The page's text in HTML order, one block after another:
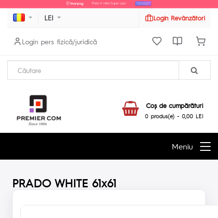
LEI Login Revânzători
Login pers fizică/juridică
Coş de cumpărături
0 produs(e) - 0,00 LEI
Meniu
PRADO WHITE 61x61